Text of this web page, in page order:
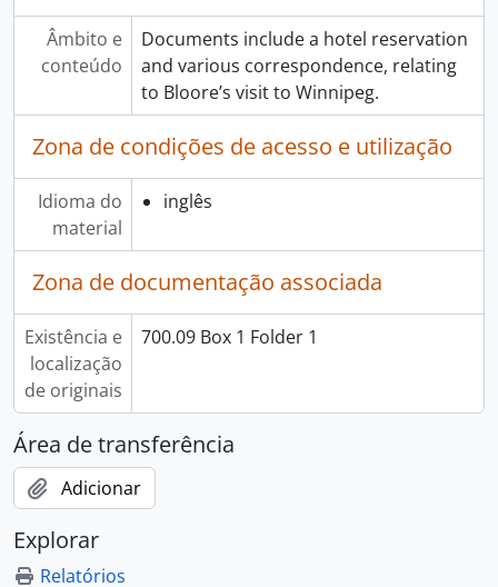
Âmbito e
conteúdo
Documents include a hotel reservation
and various correspondence, relating
to Bloore’s visit to Winnipeg.
Zona de condições de acesso e utilização
Idioma do
material
inglês
Zona de documentação associada
Existência e
localização
de originais
700.09 Box 1 Folder 1
Área de transferência
Adicionar
Explorar
Relatórios